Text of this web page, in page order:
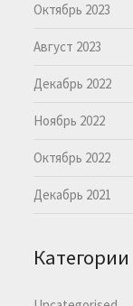
Октябрь 2023
Август 2023
Декабрь 2022
Ноябрь 2022
Октябрь 2022
Декабрь 2021
Категории